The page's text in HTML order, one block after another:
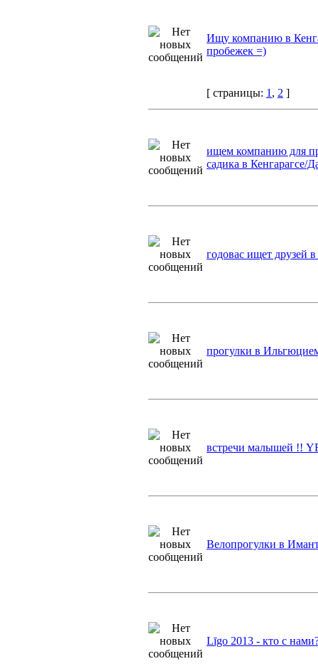
Ищу компанию в
пробежек =)
[ страницы: 1 , 2 ]
ищем компанию для
садика в Кенгарагсе/
годовас ищет друзей
прогулки в
встречи малышей !!
Велопрогулки в
Līgo 2013 - кто с